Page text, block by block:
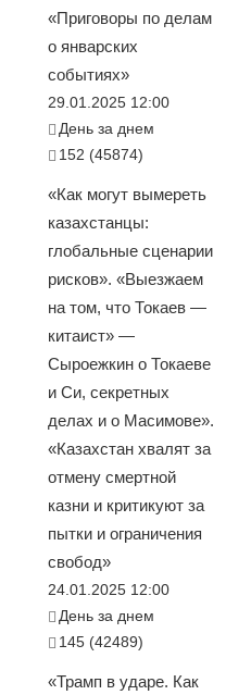
«Приговоры по делам
о январских
событиях»
29.01.2025 12:00
День за днем
152 (45874)
«Как могут вымереть
казахстанцы:
глобальные сценарии
рисков». «Выезжаем
на том, что Токаев —
китаист» —
Сыроежкин о Токаеве
и Си, секретных
делах и о Масимове».
«Казахстан хвалят за
отмену смертной
казни и критикуют за
пытки и ограничения
свобод»
24.01.2025 12:00
День за днем
145 (42489)
«Трамп в ударе. Как